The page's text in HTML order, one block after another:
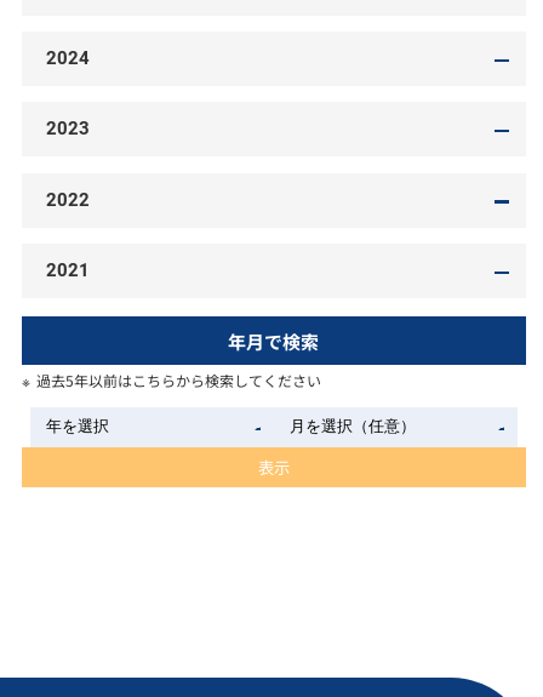
2024
2023
2022
2021
年月で検索
過去5年以前はこちらから検索してください
表示